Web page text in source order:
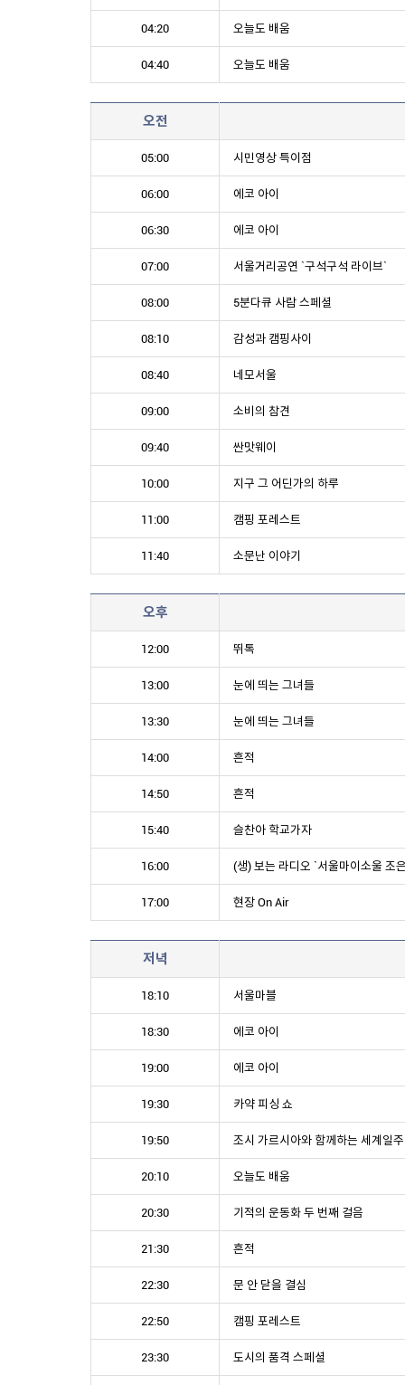
04:20 오늘도 배움
04:40 오늘도 배움
오전
05:00 시민영상 특이점
06:00 에코 아이
06:30 에코 아이
07:00 서울거리공연 `구석구석 라이브`
08:00 5분다큐 사람 스페셜
08:10 감성과 캠핑사이
08:40 네모서울
09:00 소비의 참견
09:40 싼맛웨이
10:00 지구 그 어딘가의 하루
11:00 캠핑 포레스트
11:40 소문난 이야기
오후
12:00 뛰톡
13:00 눈에 띄는 그녀들
13:30 눈에 띄는 그녀들
14:00 흔적
14:50 흔적
15:40 슬찬아 학교가자
16:00 (생) 보는 라디오 `서울마이소울 조
17:00 현장 On Air
저녁
18:10 서울마블
18:30 에코 아이
19:00 에코 아이
19:30 카약 피싱 쇼
19:50 조시 가르시아와 함께하는 세계일
20:10 오늘도 배움
20:30 기적의 운동화 두 번째 걸음
21:30 흔적
22:30 문 안 닫을 결심
22:50 캠핑 포레스트
23:30 도시의 품격 스페셜